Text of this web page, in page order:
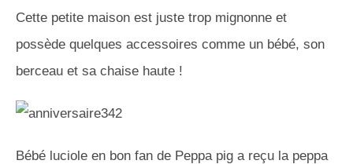
Cette petite maison est juste trop mignonne et
possède quelques accessoires comme un bébé, son
berceau et sa chaise haute !
Bébé luciole en bon fan de Peppa pig a reçu la peppa